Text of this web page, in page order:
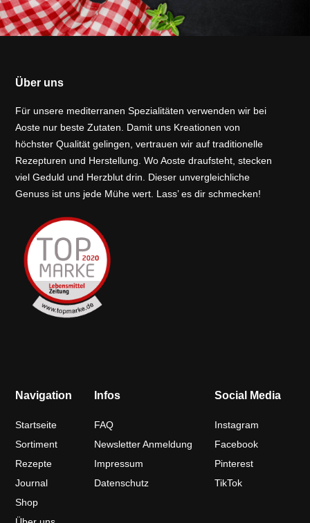
Über uns
Für unsere mediterranen Spezialitäten verwenden wir bei
Aoste nur beste Zutaten. Damit uns Kreationen von
höchster Qualität gelingen, vertrauen wir auf traditionelle
Rezepturen und Herstellung. Wo Aoste draufsteht, stecken
viel Geduld und Herzblut drin. Dieser unvergleichliche
Genuss ist uns jede Mühe wert. Lass’ es dir schmecken!
Navigation
Startseite
Sortiment
Rezepte
Journal
Shop
Infos
FAQ
Newsletter Anmeldung
Impressum
Datenschutz
Social Media
Instagram
Facebook
Pinterest
TikTok